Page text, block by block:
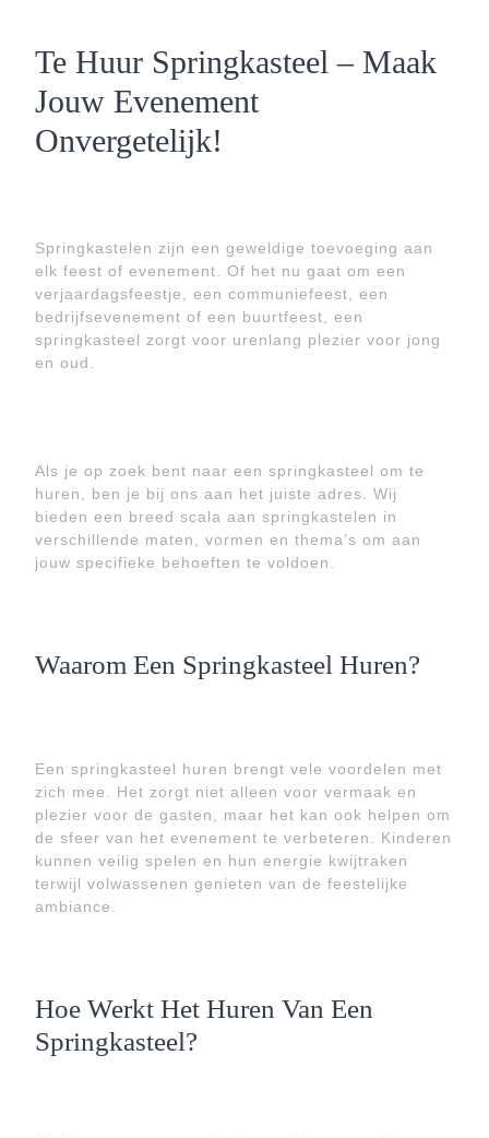
Te Huur Springkasteel – Maak
Jouw Evenement
Onvergetelijk!
Springkastelen zijn een geweldige toevoeging aan
elk feest of evenement. Of het nu gaat om een
verjaardagsfeestje, een communiefeest, een
bedrijfsevenement of een buurtfeest, een
springkasteel zorgt voor urenlang plezier voor jong
en oud.
Als je op zoek bent naar een springkasteel om te
huren, ben je bij ons aan het juiste adres. Wij
bieden een breed scala aan springkastelen in
verschillende maten, vormen en thema’s om aan
jouw specifieke behoeften te voldoen.
Waarom Een Springkasteel Huren?
Een springkasteel huren brengt vele voordelen met
zich mee. Het zorgt niet alleen voor vermaak en
plezier voor de gasten, maar het kan ook helpen om
de sfeer van het evenement te verbeteren. Kinderen
kunnen veilig spelen en hun energie kwijtraken
terwijl volwassenen genieten van de feestelijke
ambiance.
Hoe Werkt Het Huren Van Een
Springkasteel?